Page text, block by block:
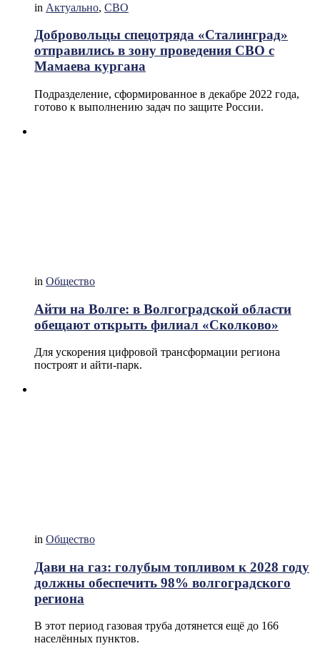
in Актуально, СВО
Добровольцы спецотряда «Сталинград»
отправились в зону проведения СВО с
Мамаева кургана
Подразделение, сформированное в декабре 2022 года,
готово к выполнению задач по защите России.
in Общество
Айти на Волге: в Волгоградской области
обещают открыть филиал «Сколково»
Для ускорения цифровой трансформации региона
построят и айти-парк.
in Общество
Дави на газ: голубым топливом к 2028 году
должны обеспечить 98% волгоградского
региона
В этот период газовая труба дотянется ещё до 166
населённых пунктов.